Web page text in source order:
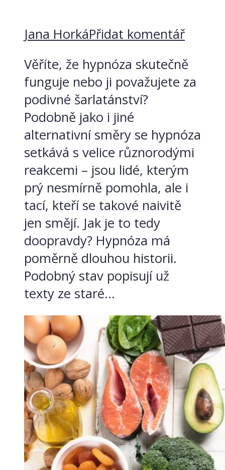
Jana HorkáPřidat komentář
Věříte, že hypnóza skutečně
funguje nebo ji považujete za
podivné šarlatánství?
Podobně jako i jiné
alternativní směry se hypnóza
setkává s velice různorodými
reakcemi – jsou lidé, kterým
prý nesmírně pomohla, ale i
tací, kteří se takové naivitě
jen smějí. Jak je to tedy
doopravdy? Hypnóza má
poměrně dlouhou historii.
Podobný stav popisují už
texty ze staré...